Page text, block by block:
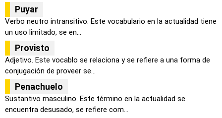
Puyar
Verbo neutro intransitivo. Este vocabulario en la actualidad tiene
un uso limitado, se en...
Provisto
Adjetivo. Este vocablo se relaciona y se refiere a una forma de
conjugación de proveer se...
Penachuelo
Sustantivo masculino. Este término en la actualidad se
encuentra desusado, se refiere com...